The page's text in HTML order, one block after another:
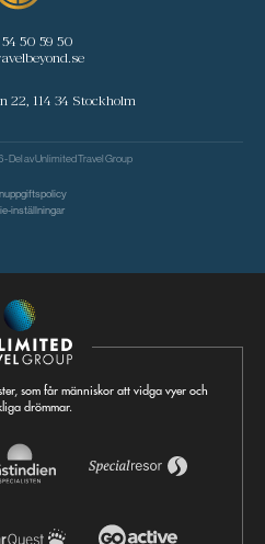
54 50 59 50
22, 114 34 Stockholm
Del avUnlimited Travel Group
inställningar
som får människor att vidga vyer och
drömmar.